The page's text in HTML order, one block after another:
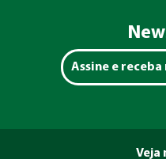
Assine e
Veja